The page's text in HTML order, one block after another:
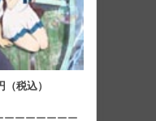
税込）
ーーーーーーー